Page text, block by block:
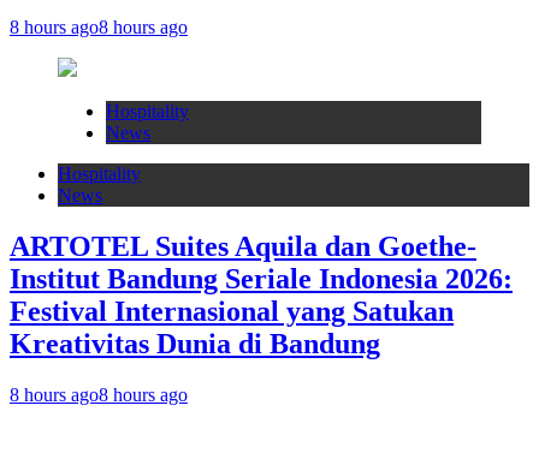
8 hours ago8 hours ago
Hospitality
News
Hospitality
News
ARTOTEL Suites Aquila dan Goethe-
Institut Bandung Seriale Indonesia 2026:
Festival Internasional yang Satukan
Kreativitas Dunia di Bandung
8 hours ago8 hours ago